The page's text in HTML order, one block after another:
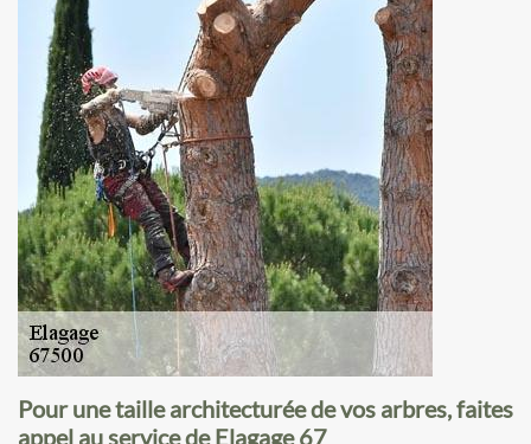
Pour une taille architecturée de vos arbres, faites
appel au service de Elagage 67